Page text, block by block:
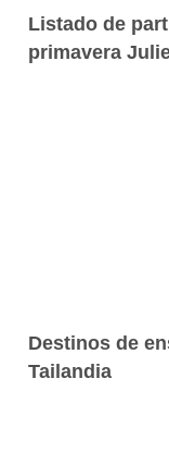
Listado de
primavera
Destinos de
Tailandia